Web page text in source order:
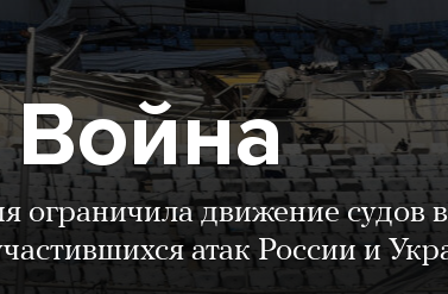
Война
ограничила движение судов
атак России и